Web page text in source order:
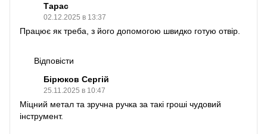
Тарас
02.12.2025 в 13:37
Працює як треба, з його допомогою швидко готую отвір.
Відповісти
Бірюков Сергій
25.11.2025 в 10:47
Міцний метал та зручна ручка за такі гроші чудовий
інструмент.